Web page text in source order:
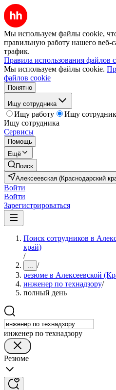
Мы используем файлы cookie,
правильную работу нашего веб-
трафик.
Правила использования файлов
Мы используем файлы cookie.
файлов cookie
Понятно
Ищу сотрудника
Ищу работу
Ищу
Ищу сотрудника
Сервисы
Помощь
Ещё
Поиск
Алексеевская (Краснодарский
Войти
Войти
Зарегистрироваться
Поиск сотрудников в
край)
/
... /
резюме в Алексеевской
инженер по технадзору/
полный день
инженер по технадзору
Резюме